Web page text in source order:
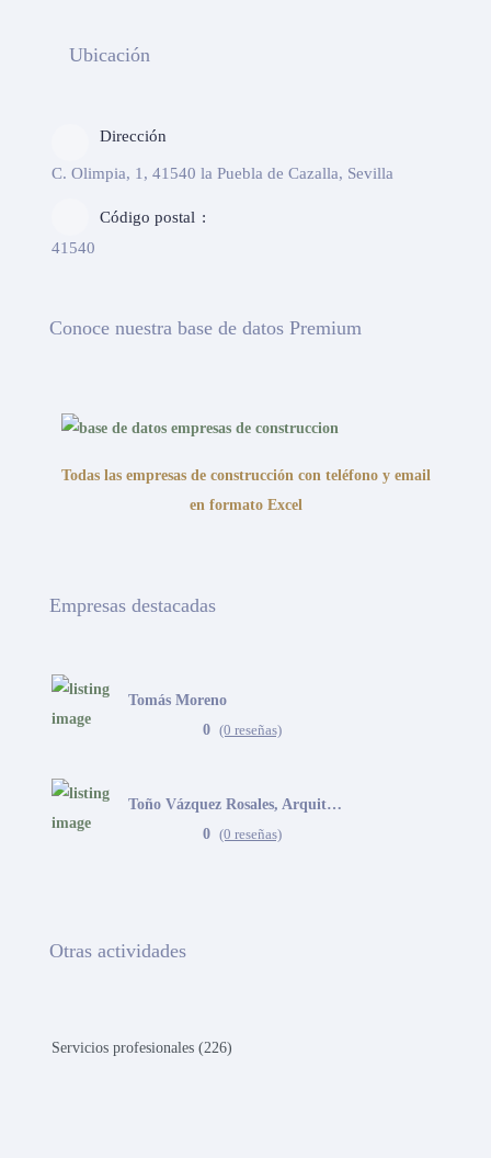
Ubicación
Dirección
C. Olimpia, 1, 41540 la Puebla de Cazalla, Sevilla
Código postal
41540
Conoce nuestra base de datos Premium
Todas las empresas de construcción con teléfono y email
en formato Excel
Empresas destacadas
Tomás Moreno
0 (0 reseñas)
Toño Vázquez Rosales, Arquitecto
0 (0 reseñas)
Otras actividades
Servicios profesionales (226)